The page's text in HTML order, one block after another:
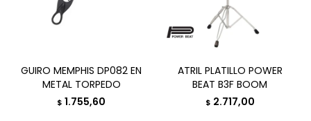
GUIRO MEMPHIS DP082 EN
METAL TORPEDO
$ 1.755,60
ATRIL PLATILLO POWER
BEAT B3F BOOM
$ 2.717,00